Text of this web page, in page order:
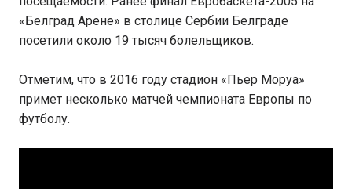
«Белград Арене» в столице Сербии Белграде
посетили около 19 тысяч болельщиков.
Отметим, что в 2016 году стадион «Пьер Моруа»
примет несколько матчей чемпионата Европы по
футболу.